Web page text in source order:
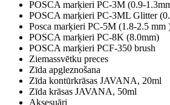
POSCA marķieri PC-3M (0.9-
POSCA marķieri PC-3ML Glitter
Posca marķieri PC-5M (1.8-2.5 mm
POSCA marķieri PC-8K (8.0mm)
POSCA marķieri PCF-350 brush
Ziemassvētku preces
Zīda apgleznošana
Zīda kontūrkrāsas JAVANA, 20ml
Zīda krāsas JAVANA, 50ml
Aksesuāri